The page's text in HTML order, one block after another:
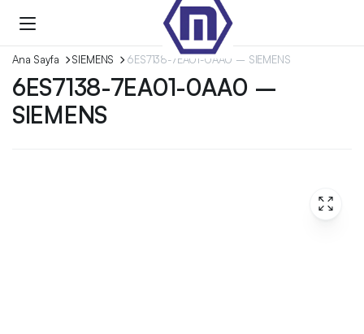
Ana Sayfa SIEMENS 6ES7138-7EA01-0AA0 – SIEMENS
6ES7138-7EA01-0AA0 –
SIEMENS